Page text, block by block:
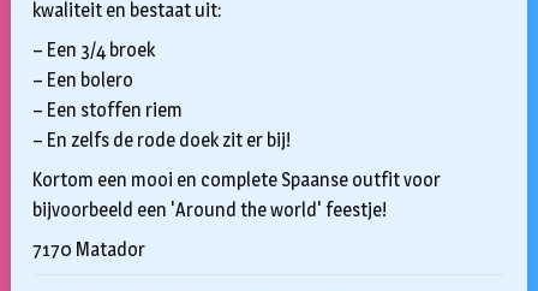
kwaliteit en bestaat uit:
– Een 3/4 broek
– Een bolero
– Een stoffen riem
– En zelfs de rode doek zit er bij!
Kortom een mooi en complete Spaanse outfit voor
bijvoorbeeld een 'Around the world' feestje!
7170 Matador